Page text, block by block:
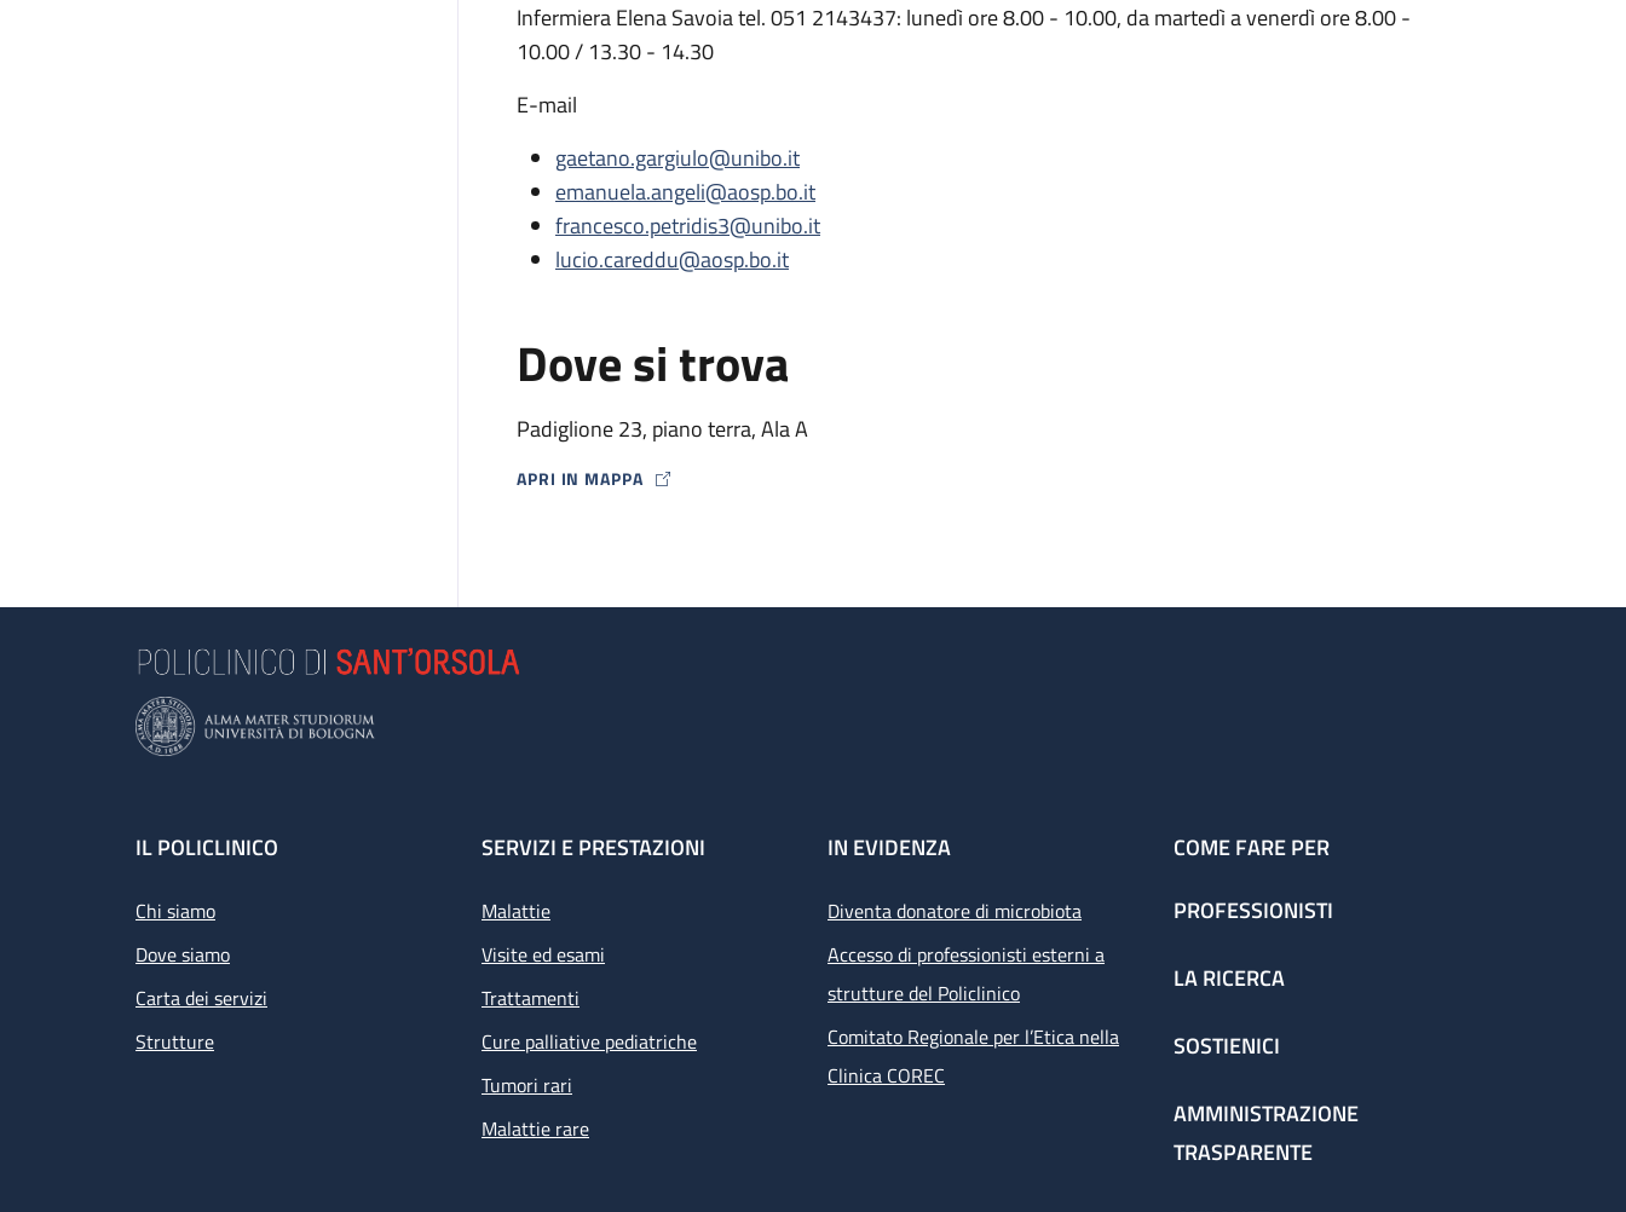
Infermiera Elena Savoia tel. 051 2143437: lunedì ore 8.00 - 10.00, da martedì a venerdì ore 8.00 -
10.00 / 13.30 - 14.30
E-mail
gaetano.gargiulo@unibo.it
emanuela.angeli@aosp.bo.it
francesco.petridis3@unibo.it
lucio.careddu@aosp.bo.it
Dove si trova
Padiglione 23, piano terra, Ala A
APRI IN MAPPA
MAP ICON
Footer
IL POLICLINICO
Chi siamo
Dove siamo
Carta dei servizi
Strutture
SERVIZI E PRESTAZIONI
Malattie
Visite ed esami
Trattamenti
Cure palliative pediatriche
Tumori rari
Malattie rare
IN EVIDENZA
Diventa donatore di microbiota
Accesso di professionisti esterni a
strutture del Policlinico
Comitato Regionale per l’Etica nella
Clinica COREC
COME FARE PER
PROFESSIONISTI
LA RICERCA
SOSTIENICI
AMMINISTRAZIONE
TRASPARENTE